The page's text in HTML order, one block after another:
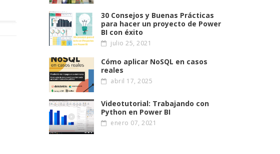
30 Consejos y Buenas Prácticas
para hacer un proyecto de Power
BI con éxito
julio 25, 2021
Cómo aplicar NoSQL en casos
reales
abril 17, 2025
Videotutorial: Trabajando con
Python en Power BI
enero 07, 2021